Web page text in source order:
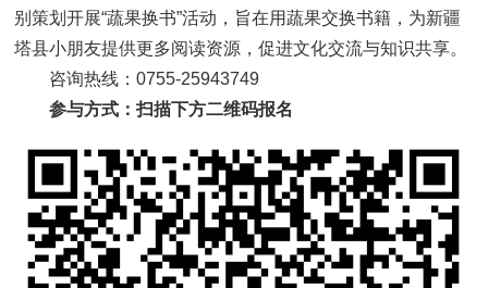
别策划开展“蔬果换书”活动，旨在用蔬果交换书籍，为新疆
塔县小朋友提供更多阅读资源，促进文化交流与知识共享。
咨询热线：0755-25943749
参与方式：扫描下方二维码报名